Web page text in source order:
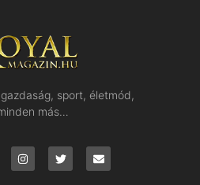
sport, életmód,
más…